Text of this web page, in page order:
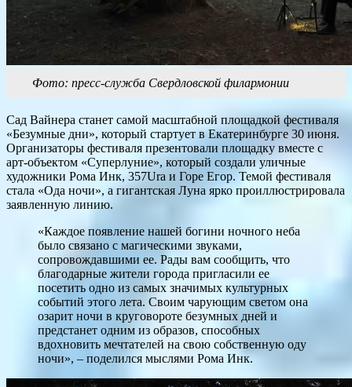
Фото: пресс-служба Свердловской филармонии
Сад Вайнера станет самой масштабной площадкой фестиваля
«Безумные дни», который стартует в Екатеринбурге 30 июня.
Организаторы фестиваля презентовали площадку вместе с
арт-объектом «Суперлуние», который создали уличные
художники Рома Инк, 357Ura и Горе Егор. Темой фестиваля
стала «Ода ночи», а гигантская Луна ярко проиллюстрировала
заявленную линию.
«Каждое появление нашей богини ночного неба
было связано с магическими звуками,
сопровождавшими ее. Рады вам сообщить, что
благодарные жители города пригласили ее
посетить одно из самых значимых культурных
событий этого лета. Своим чарующим светом она
озарит ночи в круговороте безумных дней и
предстанет одним из образов, способных
вдохновить мечтателей на свою собственную оду
ночи», – поделился мыслями Рома Инк.